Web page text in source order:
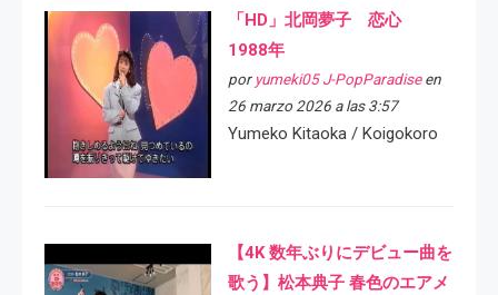
「HD」北岡夢子 恋心
1988年
por yumeki05 J-PopParadiseen
26 marzo 2026 a las 3:57
Yumeko Kitaoka / Koigokoro
【4K 数年ぶりにデビュー曲を
歌う】松本典子 春色のエアメ